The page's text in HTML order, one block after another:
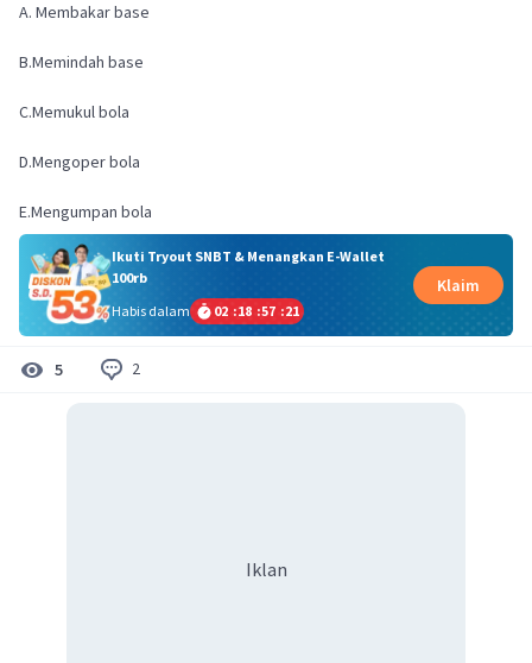
A. Membakar base
B.Memindah base
C.Memukul bola
D.Mengoper bola
E.Mengumpan bola
Ikuti Tryout SNBT & Menangkan E-Wallet
100rb
Habis dalam
02 :18 :57 :21
Klaim
5 2
Iklan